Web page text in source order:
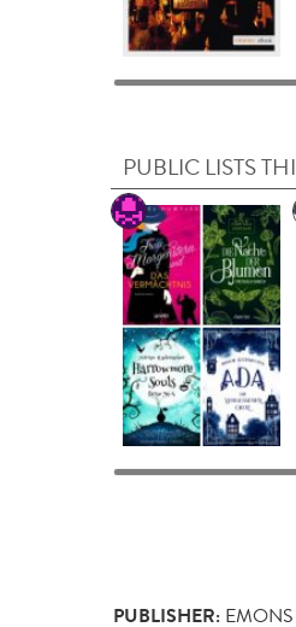
PUBLIC LISTS
PUBLISHER: